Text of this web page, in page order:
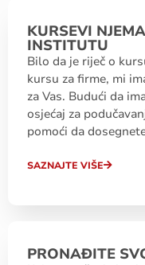
KURSEVI
INSTITUTU
Bilo da je riječ o
kursu za firme, mi
za Vas. Budući da
osjećaj za
pomoći da
SAZNAJTE VIŠE
PRONAĐITE